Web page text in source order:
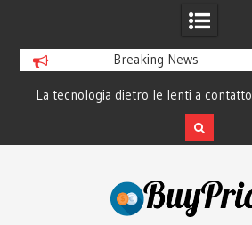
Breaking News
La tecnologia dietro le lenti a contatto
smart e il futuro visivo